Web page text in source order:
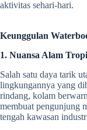
aktivitas sehari-hari.
Keunggulan
1. Nuansa Alam
Salah satu daya tarik
lingkungannya yang
rindang, kolam
membuat pengunjung
tengah kawasan